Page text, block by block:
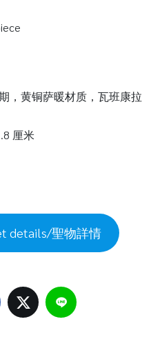
，黄铜萨暖材质，瓦班康拉
厘米
details/聖物詳情